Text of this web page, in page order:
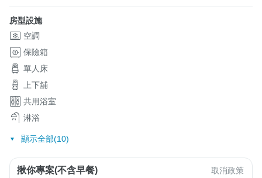
房型設施
空調
保險箱
單人床
上下舖
共用浴室
淋浴
顯示全部(10)
揪你專案(不含早餐) 取消政策